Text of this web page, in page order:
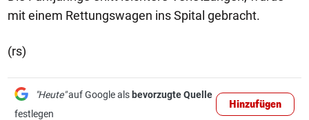
mit einem Rettungswagen ins Spital gebracht.
(rs)
"Heute"auf Google als bevorzugte Quelle
festlegen
Hinzufügen